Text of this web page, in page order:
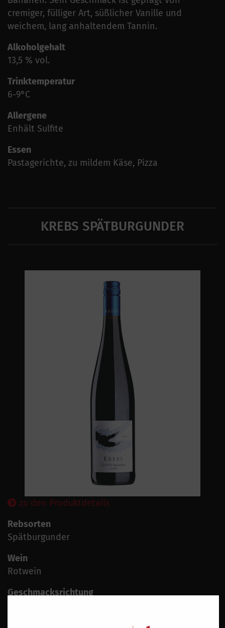
cremiger, fülliger Art, süßlicher Vanille und
weichem, lang anhaltendem Tannin.
Alkoholgehalt
13,5 % vol.
Trinktemperatur
6-9°C
Allergene
Enhält Sulfite
Essen
Pastagerichte, zu mildem Käse, Pizza
KREBS SPÄTBURGUNDER
zu den Produktdetails
Rebsorten
Spätburgunder
Wein
Rotwein
Geschmacksrichtung